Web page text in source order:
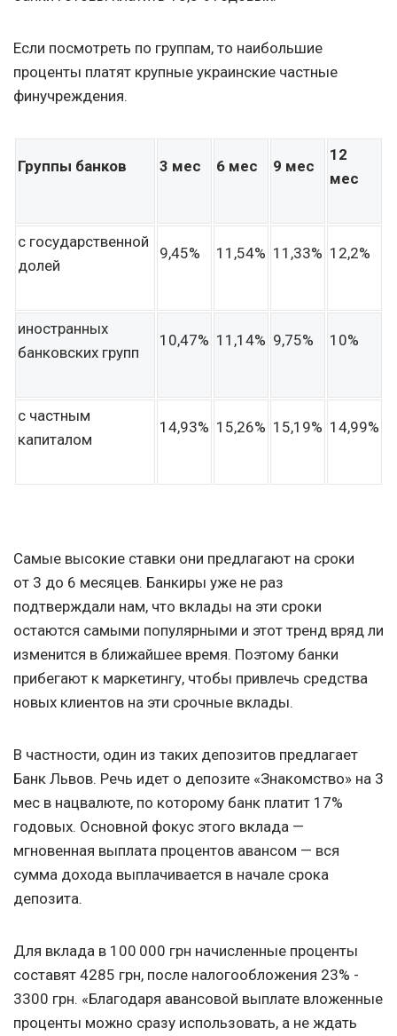
Если посмотреть по группам, то наибольшие
проценты платят крупные украинские частные
финучреждения.
Группы банков 3 мес 6 мес 9 мес
12
мес
с государственной
долей
9,45% 11,54% 11,33% 12,2%
иностранных
банковских групп
10,47% 11,14% 9,75% 10%
с частным
капиталом
14,93% 15,26% 15,19% 14,99%
Самые высокие ставки они предлагают на сроки
от 3 до 6 месяцев. Банкиры уже не раз
подтверждали нам, что вклады на эти сроки
остаются самыми популярными и этот тренд вряд ли
изменится в ближайшее время. Поэтому банки
прибегают к маркетингу, чтобы привлечь средства
новых клиентов на эти срочные вклады.
В частности, один из таких депозитов предлагает
Банк Львов. Речь идет о депозите «Знакомство» на 3
мес в нацвалюте, по которому банк платит 17%
годовых. Основной фокус этого вклада —
мгновенная выплата процентов авансом — вся
сумма дохода выплачивается в начале срока
депозита.
Для вклада в 100 000 грн начисленные проценты
составят 4285 грн, после налогообложения 23% -
3300 грн. «Благодаря авансовой выплате вложенные
проценты можно сразу использовать, а не ждать